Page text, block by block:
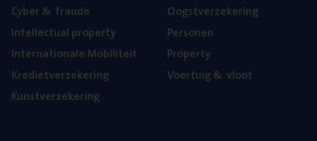
Cyber& fraude
Intel­lec­tu­al property
Inter­na­ti­o­na­le Mobiliteit
Kre­diet­ver­ze­ke­ring
Kunst­ver­ze­ke­ring
Oogst­ver­ze­ke­ring
Per­so­nen
Pro­per­ty
Voer­tuig& vloot